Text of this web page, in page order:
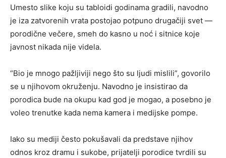
Umesto slike koju su tabloidi godinama gradili, navodno
je iza zatvorenih vrata postojao potpuno drugačiji svet —
porodične večere, smeh do kasno u noć i sitnice koje
javnost nikada nije videla.
“Bio je mnogo pažljiviji nego što su ljudi mislili”, govorilo
se u njihovom okruženju. Navodno je insistirao da
porodica bude na okupu kad god je mogao, a posebno je
voleo trenutke kada nema kamera i medijske pompe.
Iako su mediji često pokušavali da predstave njihov
odnos kroz dramu i sukobe, prijatelji porodice tvrdili su